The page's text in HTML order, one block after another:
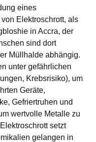
eines
Elektroschrott, als
in Accra, der
sind dort
Müllhalde abhängig.
unter gefährlichen
Krebsrisiko), um
Geräte,
Gefriertruhen und
wertvolle Metalle zu
setzt
gelangen in